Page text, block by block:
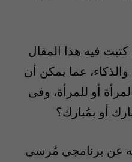
كتبت فيه هذا المقال
عما يمكن أن
أو للمرأة، وفى
أو بمُبارك؟
عن برنامجى مُرسى